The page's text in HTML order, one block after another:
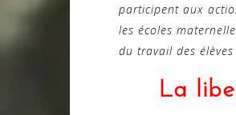
participent aux
les écoles
du travail des
La